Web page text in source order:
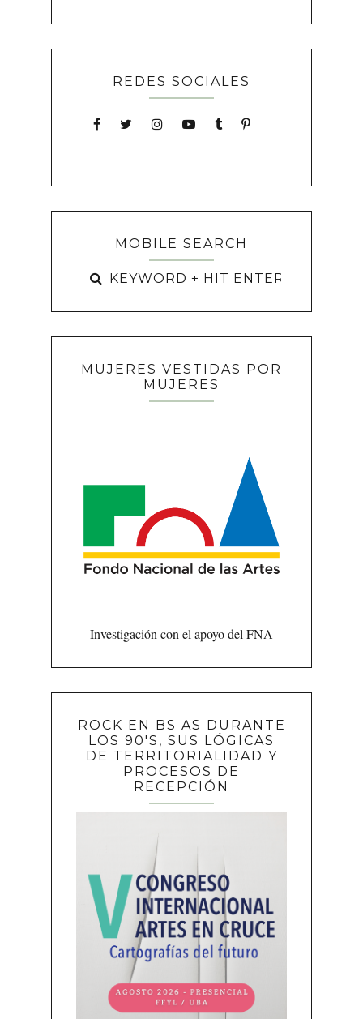
REDES SOCIALES
MOBILE SEARCH
MUJERES VESTIDAS POR
MUJERES
Investigación con el apoyo del FNA
ROCK EN BS AS DURANTE
LOS 90'S, SUS LÓGICAS
DE TERRITORIALIDAD Y
PROCESOS DE
RECEPCIÓN